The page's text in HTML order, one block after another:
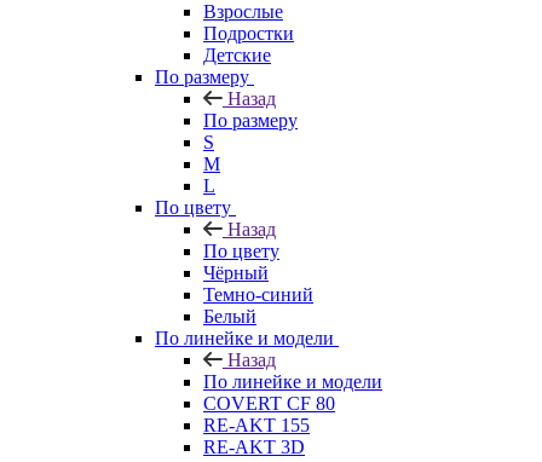
Взрослые
Подростки
Детские
По размеру
Назад
По размеру
S
M
L
По цвету
Назад
По цвету
Чёрный
Темно-синий
Белый
По линейке и модели
Назад
По линейке и модели
COVERT CF 80
RE-AKT 155
RE-AKT 3D